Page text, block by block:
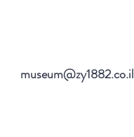
museum@zy1882.co.il